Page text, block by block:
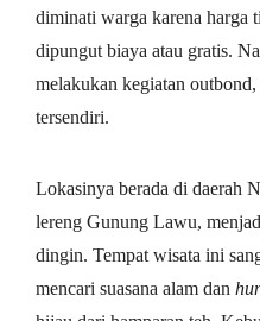
diminati warga karena harga
dipungut biaya atau gratis.
melakukan kegiatan
tersendiri.
Lokasinya berada di daerah
lereng Gunung Lawu,
dingin. Tempat wisata ini
mencari suasana alam dan